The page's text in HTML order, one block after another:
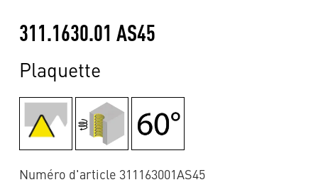
311.1630.01 AS45
Plaquette
Numéro d'article 311163001AS45